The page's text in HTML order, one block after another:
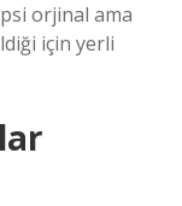
orjinal ama
için yerli